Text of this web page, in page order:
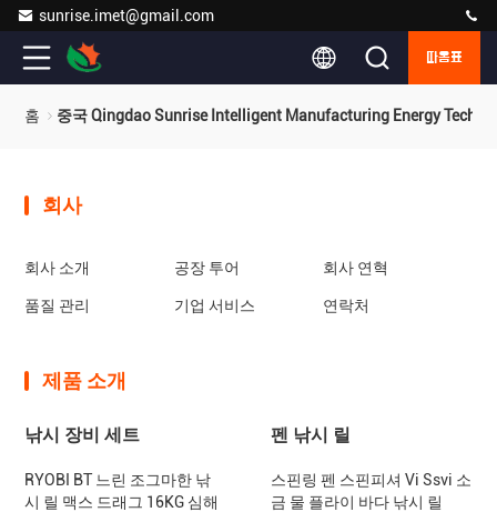
sunrise.imet@gmail.com
따옴표
홈 중국 Qingdao Sunrise Intelligent Manufacturing Energy
회사
회사 소개 공장 투어 회사 연혁
품질 관리 기업 서비스 연락처
제품 소개
낚시 장비 세트
RYOBI BT 느린 조그마한 낚
시 릴 맥스 드래그 16KG 심해
펜 낚시 릴
스핀링 펜 스핀피셔 Vi Ssvi 소
금 물 플라이 바다 낚시 릴